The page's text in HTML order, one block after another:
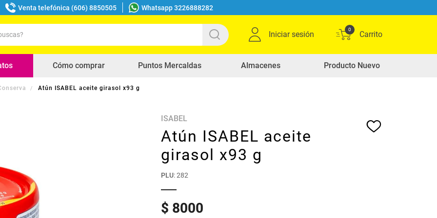
Venta telefónica (606) 8850505 Whatsapp 3226888282
Iniciar sesión
0
Cómo comprar Puntos Mercaldas Almacenes Producto Nuevo
Atún ISABEL aceite girasol x93 g
ISABEL
Atún ISABEL aceite
girasol x93 g
PLU:282
$ 8000
buscados